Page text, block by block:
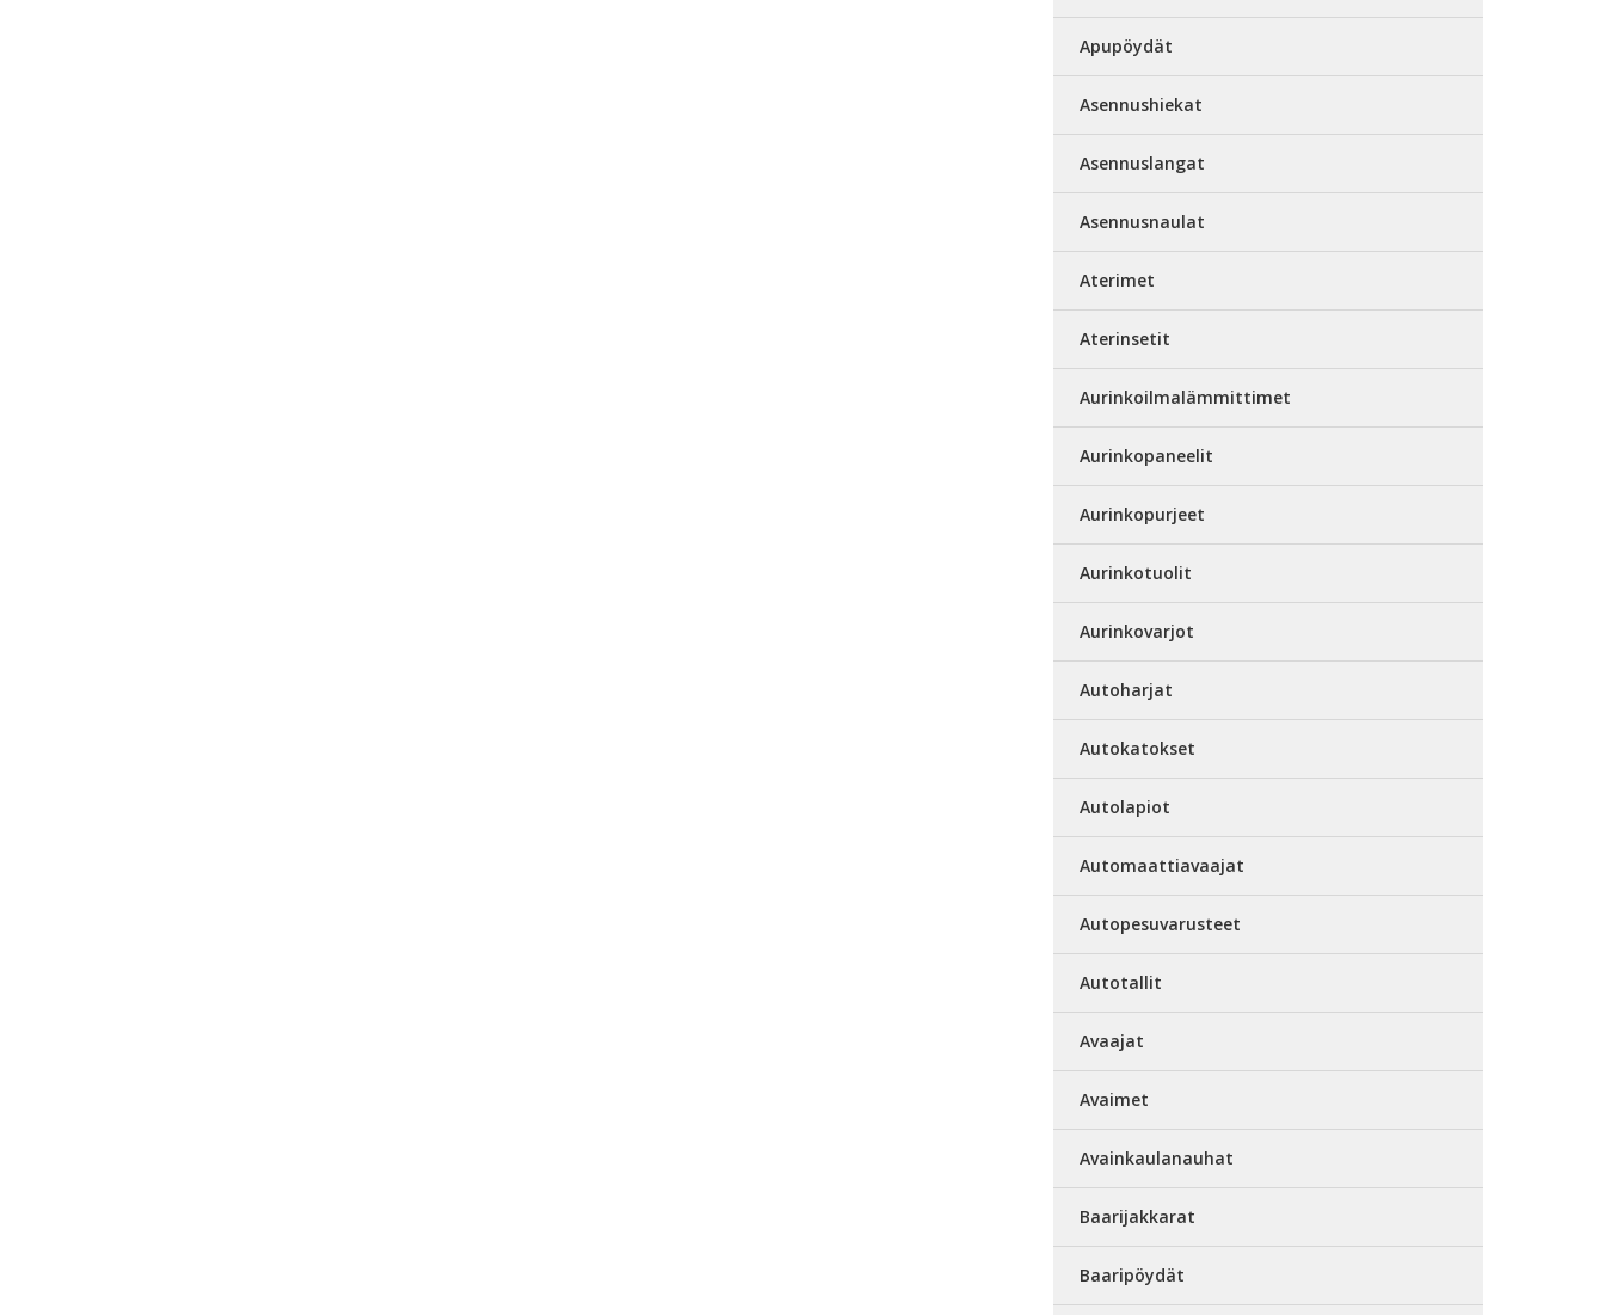
Apupöydät
Asennushiekat
Asennuslangat
Asennusnaulat
Aterimet
Aterinsetit
Aurinkoilmalämmittimet
Aurinkopaneelit
Aurinkopurjeet
Aurinkotuolit
Aurinkovarjot
Autoharjat
Autokatokset
Autolapiot
Automaattiavaajat
Autopesuvarusteet
Autotallit
Avaajat
Avaimet
Avainkaulanauhat
Baarijakkarat
Baaripöydät